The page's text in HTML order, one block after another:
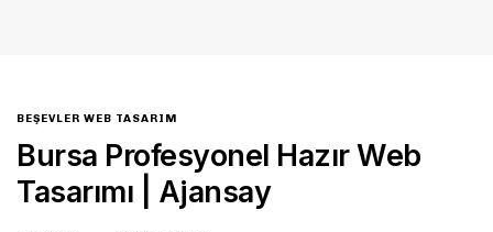
BEŞEVLER WEB TASARIM
Bursa Profesyonel Hazır Web
Tasarımı | Ajansay